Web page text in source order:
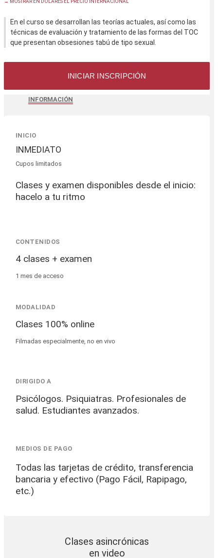
→ MOSTRAR EN DÓLARES EL PRECIO INTERNACIONAL
En el curso se desarrollan las teorías actuales, así como las
técnicas de evaluación y tratamiento de las formas del TOC
que presentan obsesiones tabú de tipo sexual.
INICIAR INSCRIPCIÓN
INFORMACIÓN
INICIO
INMEDIATO
Cupos limitados
Clases y examen disponibles desde el inicio:
hacelo a tu ritmo
CONTENIDOS
4 clases + examen
1 mes de acceso
MODALIDAD
Clases 100% online
Filmadas especialmente, no en vivo
DIRIGIDO A
Psicólogos. Psiquiatras. Profesionales de
salud. Estudiantes avanzados.
MEDIOS DE PAGO
Todas las tarjetas de crédito, transferencia
bancaria y efectivo (Pago Fácil, Rapipago,
etc.)
Clases asincrónicas
en video